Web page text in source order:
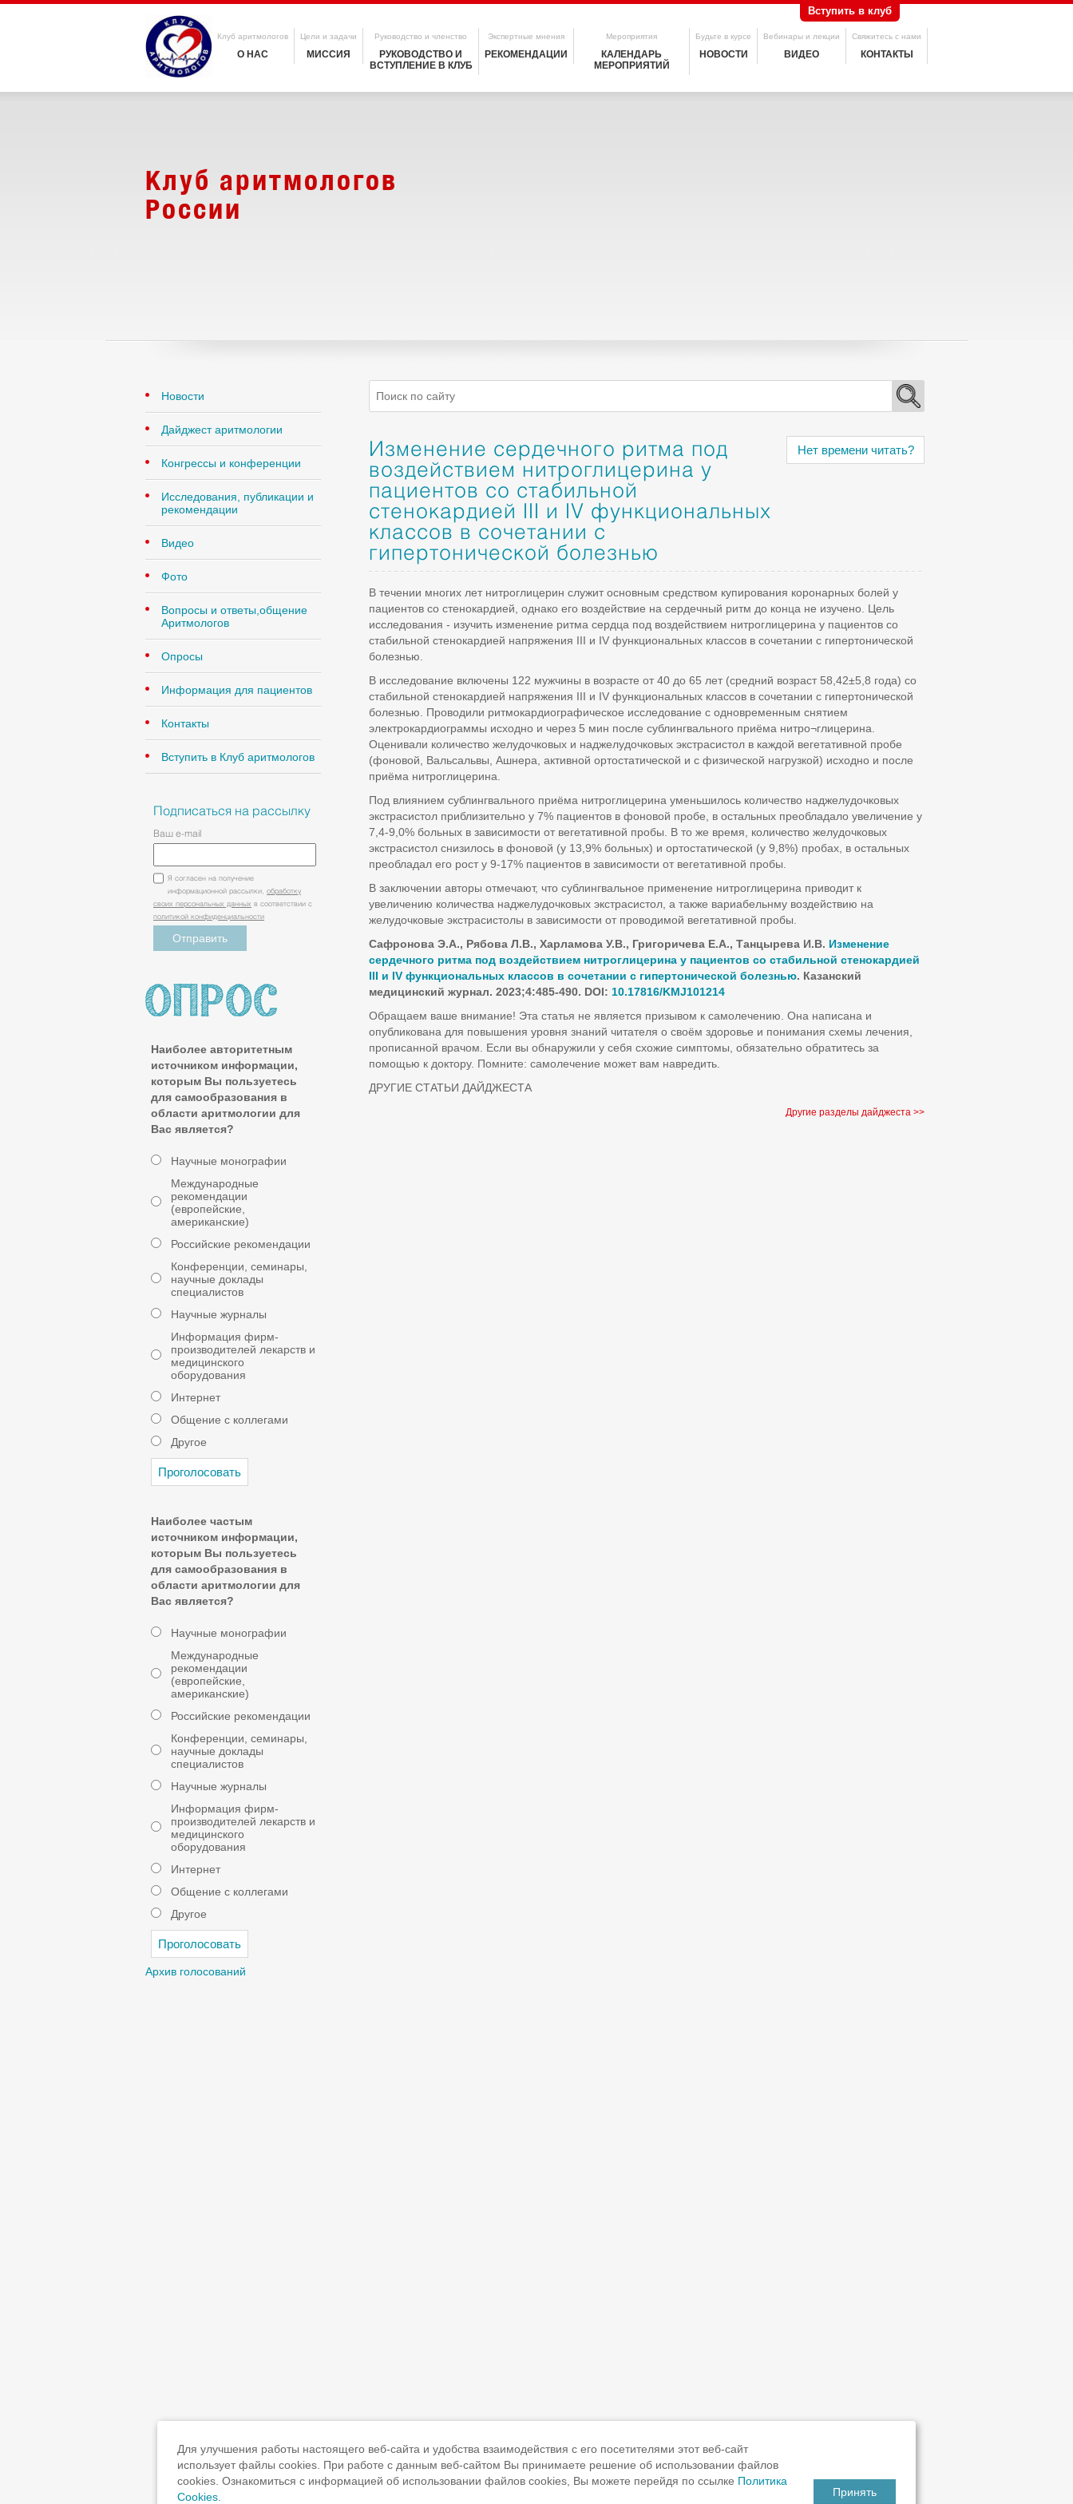
Клуб аритмологов
О НАС
Цели и задачи
МИССИЯ
Руководство и членство
РУКОВОДСТВО И
ВСТУПЛЕНИЕ В КЛУБ
Экспертные мнения
РЕКОМЕНДАЦИИ
Мероприятия
КАЛЕНДАРЬ
МЕРОПРИЯТИЙ
Будьте в курсе
НОВОСТИ
Вебинары и лекции
ВИДЕО
Свяжитесь с нами
КОНТАКТЫ
Вступить в клуб
Клуб аритмологов
России
Новости
Дайджест аритмологии
Конгрессы и конференции
Исследования, публикации и
рекомендации
Видео
Фото
Вопросы и ответы,общение
Аритмологов
Опросы
Информация для пациентов
Контакты
Вступить в Клуб аритмологов
Подписаться на рассылку
Ваш e-mail
Я согласен на получение
информационной рассылки, обработку
своих персональных данных
в соответствии с
политикой конфиденциальности
Наиболее авторитетным
источником информации,
которым Вы пользуетесь
для самообразования в
области аритмологии для
Вас является?
Научные монографии
Международные
рекомендации
(европейские,
американские)
Российские рекомендации
Конференции, семинары,
научные доклады
специалистов
Научные журналы
Информация фирм-
производителей лекарств и
медицинского
оборудования
Интернет
Общение с коллегами
Другое
Наиболее частым
источником информации,
которым Вы пользуетесь
для самообразования в
области аритмологии для
Вас является?
Научные монографии
Международные
рекомендации
(европейские,
американские)
Российские рекомендации
Конференции, семинары,
научные доклады
специалистов
Научные журналы
Информация фирм-
производителей лекарств и
медицинского
оборудования
Интернет
Общение с коллегами
Другое
Архив голосований
Изменение сердечного ритма под
воздействием нитроглицерина у
пациентов со стабильной
стенокардией III и IV функциональных
классов в сочетании с
гипертонической болезнью
Нет времени читать?
В течении многих лет нитроглицерин служит основным средством купирования коронарных болей у
пациентов со стенокардией, однако его воздействие на сердечный ритм до конца не изучено. Цель
исследования - изучить изменение ритма сердца под воздействием нитроглицерина у пациентов со
стабильной стенокардией напряжения III и IV функциональных классов в сочетании с гипертонической
болезнью.
В исследование включены 122 мужчины в возрасте от 40 до 65 лет (средний возраст 58,42±5,8 года) со
стабильной стенокардией напряжения III и IV функциональных классов в сочетании с гипертонической
болезнью. Проводили ритмокардиографическое исследование с одновременным снятием
электрокардиограммы исходно и через 5 мин после сублингвального приёма нитро¬глицерина.
Оценивали количество желудочковых и наджелудочковых экстрасистол в каждой вегетативной пробе
(фоновой, Вальсальвы, Ашнера, активной ортостатической и с физической нагрузкой) исходно и после
приёма нитроглицерина.
Под влиянием сублингвального приёма нитроглицерина уменьшилось количество наджелудочковых
экстрасистол приблизительно у 7% пациентов в фоновой пробе, в остальных преобладало увеличение у
7,4-9,0% больных в зависимости от вегетативной пробы. В то же время, количество желудочковых
экстрасистол снизилось в фоновой (у 13,9% больных) и ортостатической (у 9,8%) пробах, в остальных
преобладал его рост у 9-17% пациентов в зависимости от вегетативной пробы.
В заключении авторы отмечают, что сублингвальное применение нитроглицерина приводит к
увеличению количества наджелудочковых экстрасистол, а также вариабельнму воздействию на
желудочковые экстрасистолы в зависимости от проводимой вегетативной пробы.
Сафронова Э.А., Рябова Л.В., Харламова У.В., Григоричева Е.А., Танцырева И.В. Изменение
сердечного ритма под воздействием нитроглицерина у пациентов со стабильной стенокардией
III и IV функциональных классов в сочетании с гипертонической болезнью. Казанский
медицинский журнал. 2023;4:485-490. DOI: 10.17816/KMJ101214
Обращаем ваше внимание! Эта статья не является призывом к самолечению. Она написана и
опубликована для повышения уровня знаний читателя о своём здоровье и понимания схемы лечения,
прописанной врачом. Если вы обнаружили у себя схожие симптомы, обязательно обратитесь за
помощью к доктору. Помните: самолечение может вам навредить.
ДРУГИЕ СТАТЬИ ДАЙДЖЕСТА
Другие разделы дайджеста >>
Для улучшения работы настоящего веб-сайта и удобства взаимодействия с его посетителями этот веб-сайт
использует файлы cookies. При работе с данным веб-сайтом Вы принимаете решение об использовании файлов
cookies. Ознакомиться с информацией об использовании файлов cookies, Вы можете перейдя по ссылке Политика
Cookies
Принять